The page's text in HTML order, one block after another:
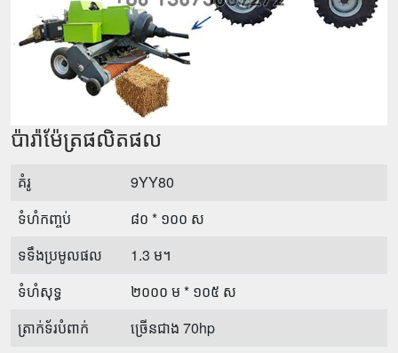
ប៉ារ៉ាម៉ែត្រផលិតផល
គំរូ
9YY80
ទំហំកញ្ចប់
៨០ * ១០០ ស
ទទឹងប្រមូលផល
1.3 ម។
ទំហំសុទ្ធ
២០០០ ម * ១០៥ ស
ត្រាក់ទ័របំពាក់
ច្រើនជាង 70hp